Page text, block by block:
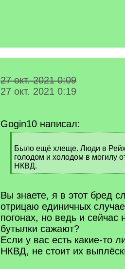
27 окт. 2021 0:09
27 окт. 2021 0:19
Gogin10 написал:
q
]
Было ещё хлеще. Люди в
голодом и холодом в могилу
НКВД.
[
q
Вы знаете, я в этот бред
отрицаю единичных
погонах, но ведь и
бутылки сажают?
Если у вас есть какие-то
НКВД, не стоит их